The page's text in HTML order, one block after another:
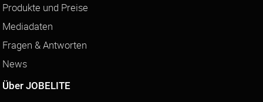
Produkte und Preise
Mediadaten
Fragen & Antworten
News
Über JOBELITE